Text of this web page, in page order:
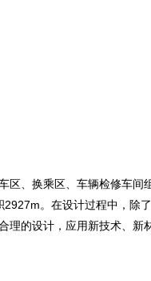
、换乘区、车辆检修车间
。在设计过程中，除
的设计，应用新技术、新